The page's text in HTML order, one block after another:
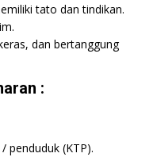
tato dan tindikan.
dan bertanggung
:
penduduk (KTP).